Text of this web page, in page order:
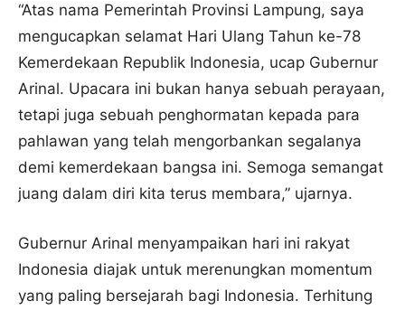
“Atas nama Pemerintah Provinsi Lampung, saya
mengucapkan selamat Hari Ulang Tahun ke-78
Kemerdekaan Republik Indonesia, ucap Gubernur
Arinal. Upacara ini bukan hanya sebuah perayaan,
tetapi juga sebuah penghormatan kepada para
pahlawan yang telah mengorbankan segalanya
demi kemerdekaan bangsa ini. Semoga semangat
juang dalam diri kita terus membara,” ujarnya.
Gubernur Arinal menyampaikan hari ini rakyat
Indonesia diajak untuk merenungkan momentum
yang paling bersejarah bagi Indonesia. Terhitung